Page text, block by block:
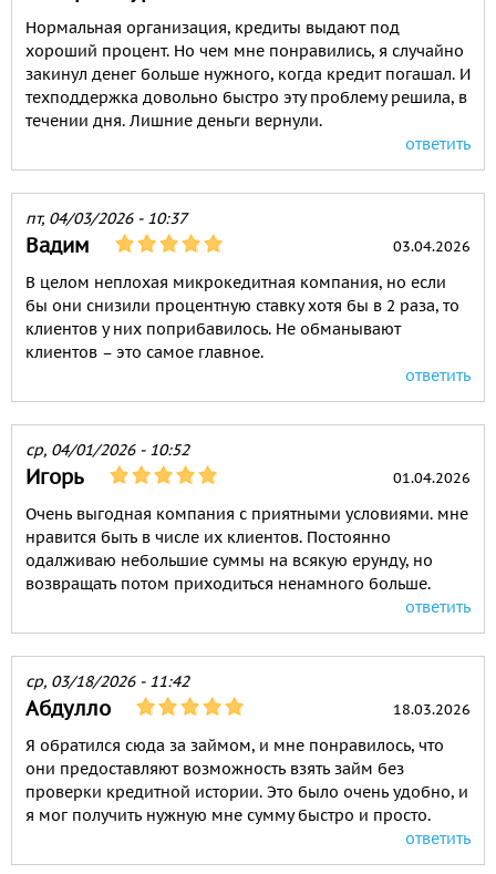
Нормальная организация, кредиты выдают под
хороший процент. Но чем мне понравились, я случайно
закинул денег больше нужного, когда кредит погашал. И
техподдержка довольно быстро эту проблему решила, в
течении дня. Лишние деньги вернули.
ответить
пт, 04/03/2026 - 10:37
Вадим 03.04.2026
В целом неплохая микрокедитная компания, но если
бы они снизили процентную ставку хотя бы в 2 раза, то
клиентов у них поприбавилось. Не обманывают
клиентов – это самое главное.
ответить
ср, 04/01/2026 - 10:52
Игорь 01.04.2026
Очень выгодная компания с приятными условиями. мне
нравится быть в числе их клиентов. Постоянно
одалживаю небольшие суммы на всякую ерунду, но
возвращать потом приходиться ненамного больше.
ответить
ср, 03/18/2026 - 11:42
Абдулло 18.03.2026
Я обратился сюда за займом, и мне понравилось, что
они предоставляют возможность взять займ без
проверки кредитной истории. Это было очень удобно, и
я мог получить нужную мне сумму быстро и просто.
ответить